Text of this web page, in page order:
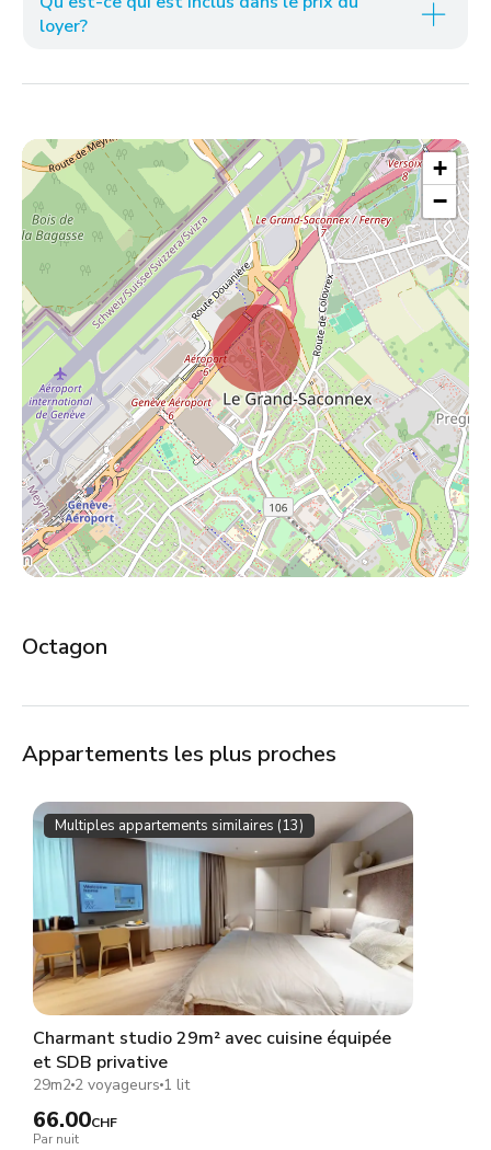
loyer?
+
−
Octagon
Appartements les plus proches
Multiples appartements similaires (13)
Charmant studio 29m² avec cuisine équipée
et SDB privative
29m2 2 voyageurs 1 lit
66.00CHF
Par nuit